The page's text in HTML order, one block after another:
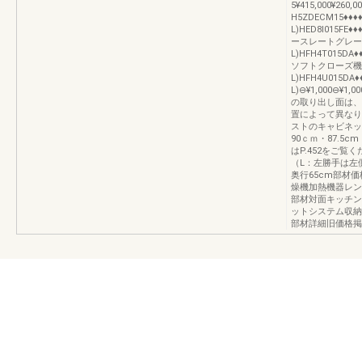
ースレートグレ
ソフトクローズ
の取り出し面は
置によって異な
ストのキャビネ
90ｃｍ・87.5cm
はP.452をご覧く
（L：左勝手は
奥行65cm部材価
燥機加熱機器レ
部材対面キッチ
ットシステム収
部材詳細旧価格